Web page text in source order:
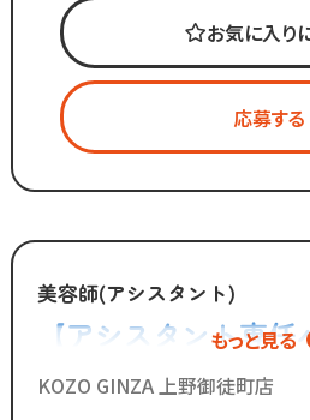
時代に合わせた働き方へ
変化を加えています。
「いいものは残し、
時代に合わないものは変えていく」
スタッフが長く勤められることを
制度を更新していきます！
◆グループの実績◆
￣￣￣￣￣￣￣￣￣￣￣￣￣
・スタッフ月間平均報酬
お気に入り
応募する
美容師(アシスタント)
【アシスタント専
フ】技術に自信がな
もっと見る
KOZO GINZA 上野御徒町店